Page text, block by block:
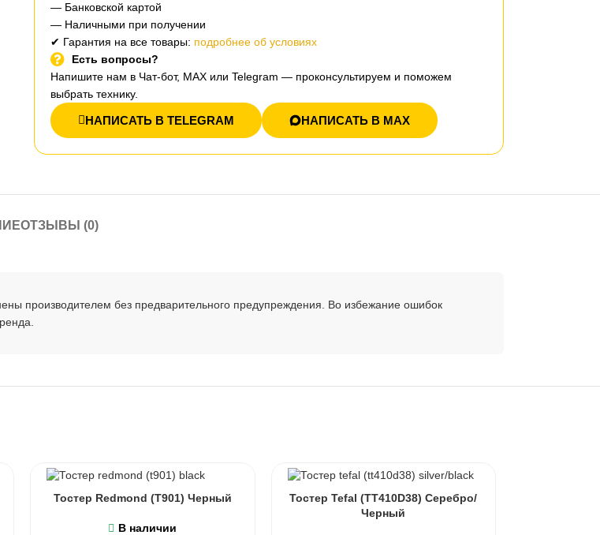
— Банковской картой
— Наличными при получении
✔ Гарантия на все товары: подробнее об условиях
Есть вопросы?
Напишите нам в Чат-бот, MAX или Telegram — проконсультируем и поможем
выбрать технику.
НАПИСАТЬ В TELEGRAM НАПИСАТЬ В MAX
ОТЗЫВЫ (0)
производителем без предварительного предупреждения. Во избежание ошибок
Тостер Redmond (T901) Черный
В наличии
Тостер Tefal (TT410D38) Серебро/
Черный